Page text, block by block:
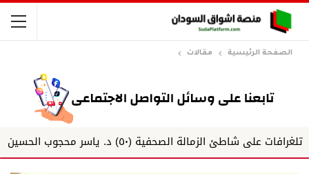
الصفحة الرئيسية مقالات
الزمالة الصحفية (٥٠) د. ياسر محجوب الحسين تاركو